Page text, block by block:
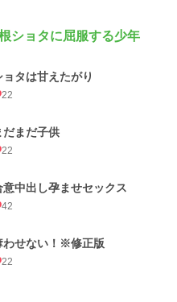
ショタに屈服する少年
ョタは甘えたがり
22
だまだ子供
22
意中出し孕ませセックス
42
わせない！※修正版
22